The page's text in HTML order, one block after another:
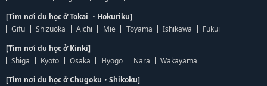
[Tìm nơi du học ở Tokai ・Hokuriku]
Gifu
Shizuoka Aichi Mie Toyama Ishikawa
Fukui
[Tìm nơi du học ở Kinki]
Shiga
Kyoto Osaka Hyogo Nara
Wakayama
[Tìm nơi du học ở Chugoku・Shikoku]